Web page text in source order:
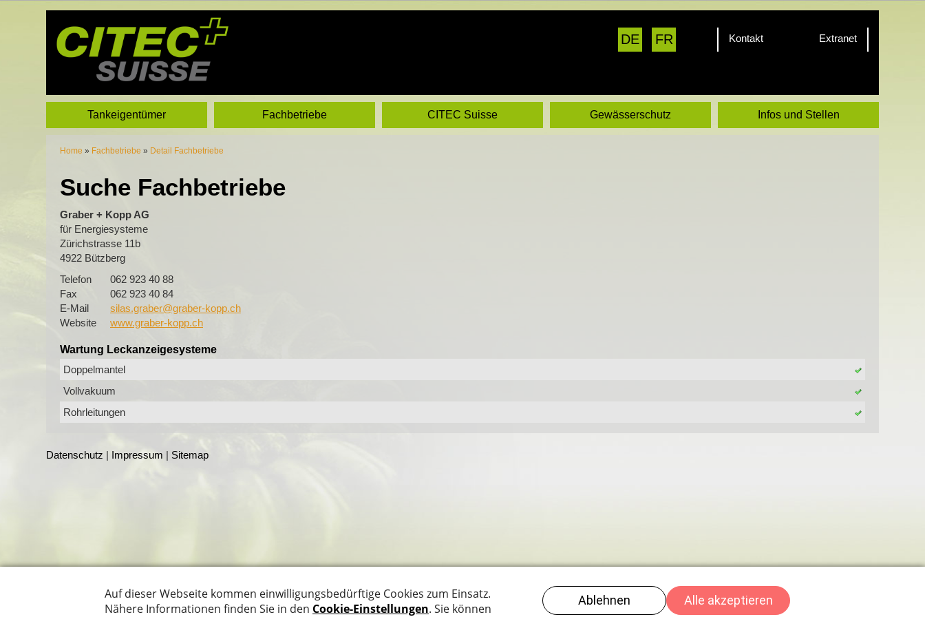
DE FR Kontakt Extranet
Tankeigentümer Fachbetriebe CITEC Suisse Gewässerschutz Infos und Stellen
Home » Fachbetriebe » Detail Fachbetriebe
Suche Fachbetriebe
Graber + Kopp AG
für Energiesysteme
Zürichstrasse 11b
4922 Bützberg
Telefon
062 923 40 88
Fax
062 923 40 84
E-Mail
silas.graber@graber-kopp.ch
Website
www.graber-kopp.ch
Wartung Leckanzeigesysteme
Doppelmantel
Vollvakuum
Rohrleitungen
Datenschutz | Impressum | Sitemap